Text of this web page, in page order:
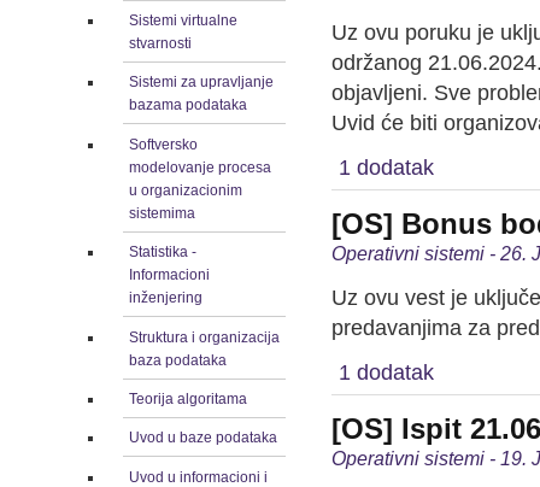
Sistemi virtualne
stvarnosti
Sistemi za upravljanje
bazama podataka
Softversko
modelovanje procesa
u organizacionim
sistemima
Statistika -
Informacioni
inženjering
Struktura i organizacija
baza podataka
Teorija algoritama
Uvod u baze podataka
Uvod u informacioni i
Uz ovu poruku je
održanog
objavljeni. Sve
Uvid će biti
1 dodatak
[OS] Bonus
Operativni sistemi - 26.
Uz ovu vest je
predavanjima za
1 dodatak
[OS] Ispit
Operativni sistemi - 19.